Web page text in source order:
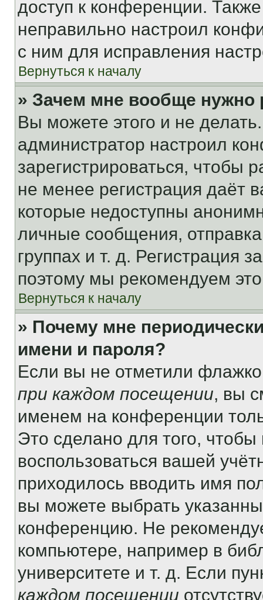
доступ к конференции.
неправильно настроил
с ним для исправления
Вернуться к началу
» Зачем мне вообще нужно
Вы можете этого и не
администратор настроил
зарегистрироваться, чтобы
не менее регистрация даёт
которые недоступны
личные сообщения,
группах и т. д. Регистрация
поэтому мы рекомендуем
Вернуться к началу
» Почему мне
имени и пароля?
Если вы не отметили
при каждом посещении, вы
именем на конференции
Это сделано для того, чтобы
воспользоваться вашей
приходилось вводить имя
вы можете выбрать
конференцию. Не
компьютере, например в
университете и т. д. Если
каждом посещении